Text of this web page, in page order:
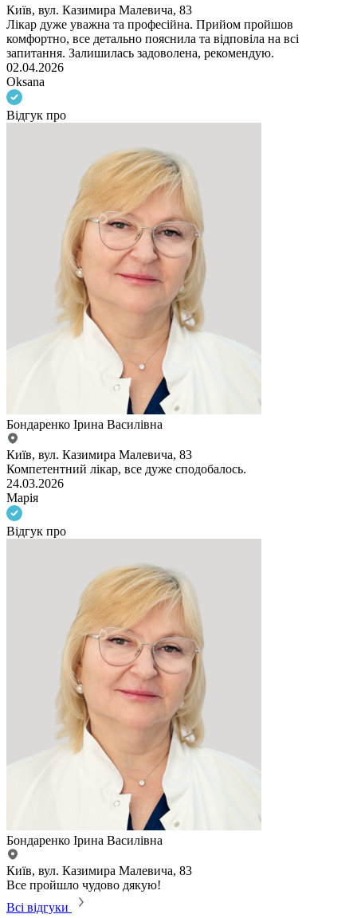
Київ, вул. Казимира Малевича, 83
Лікар дуже уважна та професійна. Прийом пройшов
комфортно, все детально пояснила та відповіла на всі
запитання. Залишилась задоволена, рекомендую.
02.04.2026
Oksana
Відгук про
Бондаренко Ірина Василівна
Київ, вул. Казимира Малевича, 83
Компетентний лiкар, все дуже сподобалось.
24.03.2026
Марія
Відгук про
Бондаренко Ірина Василівна
Київ, вул. Казимира Малевича, 83
Все пройшло чудово дякую!
Всі відгуки